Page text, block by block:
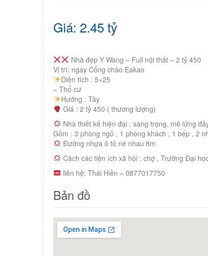
Giá: 2.45 tỷ
Nhà đẹp Y Wang – Full nội thất – 2 tỷ 450
Vị trí: ngay Cổng chào Eakao
Diện tích : 5×25
– Thổ cư
Hướng : Tây
Giá : 2 tỷ 450 ( thương lượng)
Nhà thiết kế hiện đại , sang trọng, mê lửng
Gồm : 3 phòng ngủ , 1 phòng khách , 1 bếp , 2
Đường nhựa ô tô né nhau 8m
Cách các tiện ích xã hội : chợ , Trường Đại
liên hệ: Thái Hiền – 0877017750
Bản đồ